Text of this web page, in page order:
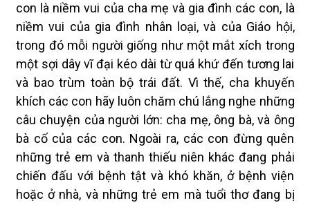
con là niềm vui của cha mẹ và gia đình các con, là
niềm vui của gia đình nhân loại, và của Giáo hội,
trong đó mỗi người giống như một mắt xích trong
một sợi dây vĩ đại kéo dài từ quá khứ đến tương lai
và bao trùm toàn bộ trái đất. Vì thế, cha khuyến
khích các con hãy luôn chăm chú lắng nghe những
câu chuyện của người lớn: cha mẹ, ông bà, và ông
bà cố của các con. Ngoài ra, các con đừng quên
những trẻ em và thanh thiếu niên khác đang phải
chiến đấu với bệnh tật và khó khăn, ở bệnh viện
hoặc ở nhà, và những trẻ em mà tuổi thơ đang bị